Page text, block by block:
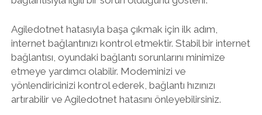
Agiledotnet hatasıyla başa çıkmak için ilk adım,
internet bağlantınızı kontrol etmektir. Stabil bir internet
bağlantısı, oyundaki bağlantı sorunlarını minimize
etmeye yardımcı olabilir. Modeminizi ve
yönlendiricinizi kontrol ederek, bağlantı hızınızı
artırabilir ve Agiledotnet hatasını önleyebilirsiniz.